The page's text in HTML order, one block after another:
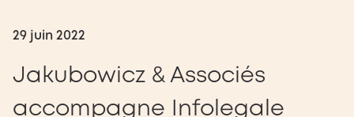
29 juin 2022
Jakubowicz & Associés
accompagne Infolegale